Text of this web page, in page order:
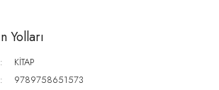
Yolları
KİTAP
9789758651573